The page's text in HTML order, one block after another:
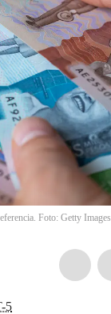
Foto: Getty Images
5